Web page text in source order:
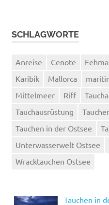
SCHLAGWORTE
Anreise Cenote
Karibik
Mallorca
Mittelmeer
Riff
Tauchausrüstung
Tauchen in der Ostsee
Unterwasserwelt Ostsee
Wracktauchen Ostsee
Tauchen in